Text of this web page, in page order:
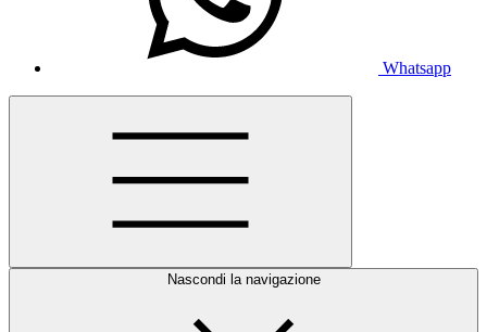
Whatsapp
Nascondi la navigazione